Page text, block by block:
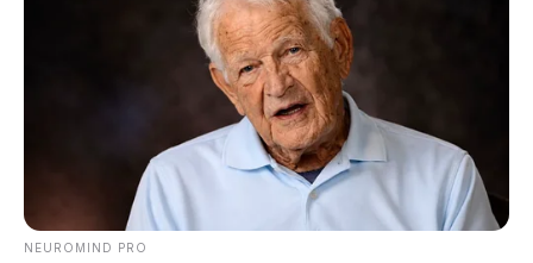
DIJUAL : Xpander Ultimate 2019 Matic Surat
Bali – Kondisi Istimewa, KM 37.000
Lihat Semua Unit Bali »
DATABASE ARTIKEL
NEUROMIND PRO